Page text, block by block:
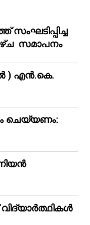
സമാപനം
) എൻ.കെ.
ചെയ്യണം: